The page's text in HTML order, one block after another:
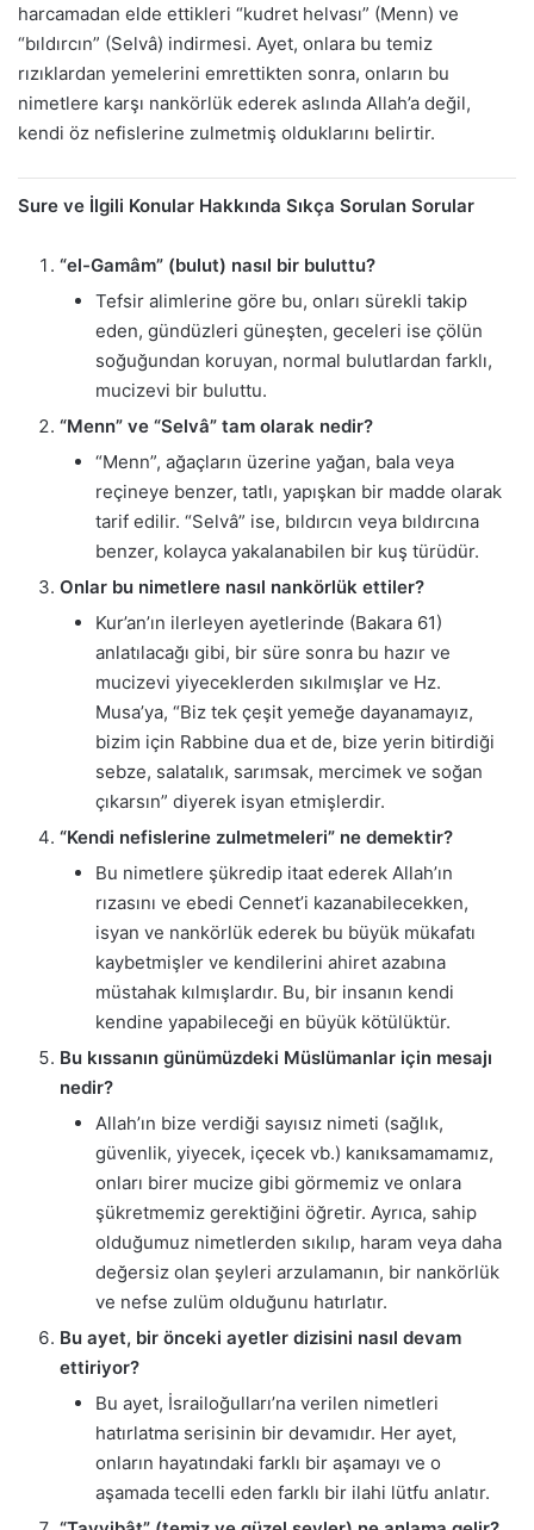
harcamadan elde ettikleri “kudret helvası” (Menn) ve
“bıldırcın” (Selvâ) indirmesi. Ayet, onlara bu temiz
rızıklardan yemelerini emrettikten sonra, onların bu
nimetlere karşı nankörlük ederek aslında Allah’a değil,
kendi öz nefislerine zulmetmiş olduklarını belirtir.
Sure ve İlgili Konular Hakkında Sıkça Sorulan Sorular
“el-Gamâm” (bulut) nasıl bir buluttu?
Tefsir alimlerine göre bu, onları sürekli takip
eden, gündüzleri güneşten, geceleri ise çölün
soğuğundan koruyan, normal bulutlardan farklı,
mucizevi bir buluttu.
“Menn” ve “Selvâ” tam olarak nedir?
“Menn”, ağaçların üzerine yağan, bala veya
reçineye benzer, tatlı, yapışkan bir madde olarak
tarif edilir. “Selvâ” ise, bıldırcın veya bıldırcına
benzer, kolayca yakalanabilen bir kuş türüdür.
Onlar bu nimetlere nasıl nankörlük ettiler?
Kur’an’ın ilerleyen ayetlerinde (Bakara 61)
anlatılacağı gibi, bir süre sonra bu hazır ve
mucizevi yiyeceklerden sıkılmışlar ve Hz.
Musa’ya, “Biz tek çeşit yemeğe dayanamayız,
bizim için Rabbine dua et de, bize yerin bitirdiği
sebze, salatalık, sarımsak, mercimek ve soğan
çıkarsın” diyerek isyan etmişlerdir.
“Kendi nefislerine zulmetmeleri” ne demektir?
Bu nimetlere şükredip itaat ederek Allah’ın
rızasını ve ebedi Cennet’i kazanabilecekken,
isyan ve nankörlük ederek bu büyük mükafatı
kaybetmişler ve kendilerini ahiret azabına
müstahak kılmışlardır. Bu, bir insanın kendi
kendine yapabileceği en büyük kötülüktür.
Bu kıssanın günümüzdeki Müslümanlar için mesajı
nedir?
Allah’ın bize verdiği sayısız nimeti (sağlık,
güvenlik, yiyecek, içecek vb.) kanıksamamamız,
onları birer mucize gibi görmemiz ve onlara
şükretmemiz gerektiğini öğretir. Ayrıca, sahip
olduğumuz nimetlerden sıkılıp, haram veya daha
değersiz olan şeyleri arzulamanın, bir nankörlük
ve nefse zulüm olduğunu hatırlatır.
Bu ayet, bir önceki ayetler dizisini nasıl devam
ettiriyor?
Bu ayet, İsrailoğulları’na verilen nimetleri
hatırlatma serisinin bir devamıdır. Her ayet,
onların hayatındaki farklı bir aşamayı ve o
aşamada tecelli eden farklı bir ilahi lütfu anlatır.